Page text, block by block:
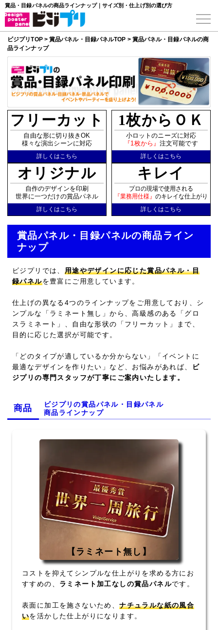
賞品・目録パネルの商品ラインナップ｜サイズ別・仕上げ別の選び方
ビジプリTOP>賞品パネル・目録パネルTOP > 賞品パネル・目録パネルの商
品ラインナップ
フリーカット
自由な形に切り抜きOK
様々な演出シーンに対応
詳しくはこちら
1枚からＯＫ
小ロットのニーズに対応
『1枚から』 注文可能です
詳しくはこちら
オリジナル
自作のデザインを印刷
世界に一つだけの賞品パネル
詳しくはこちら
キレイ
プロの現場で使用される
『業務用仕様』 のキレイな仕上がり
詳しくはこちら
賞品パネル・目録パネルの商品ライン
ナップ
ビジプリでは、 用途やデザインに応じた賞品パネル・目
録パネルを豊富にご用意しています。
仕上げの異なる4つのラインナップをご用意しており、シ
ンプルな「ラミネート無し」から、高級感のある「グロ
スラミネート」、自由な形状の「フリーカット」まで、
目的に応じた選択が可能です。
「どのタイプが適しているか分からない」「イベントに
最適なデザインを作りたい」など、お悩みがあれば、
ビ
ジプリの専門スタッフが丁寧にご案内いたします。
商品
ビジプリの賞品パネル・目録パネル
商品ラインナップ
【ラミネート無し】
コストを抑えてシンプルな仕上がりを求める方にお
すすめの、 ラミネート加工なしの賞品パネルです。
表面に加工を施さないため、ナチュラルな紙の風合
いを活かした仕上がりになります。